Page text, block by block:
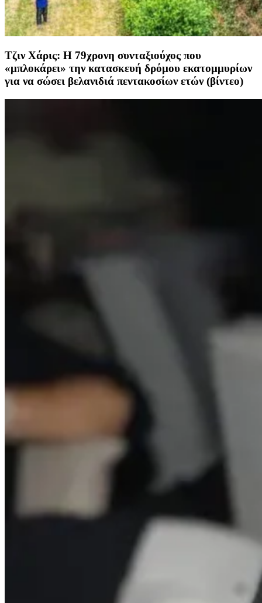
Τζιν Χάρις: Η 79χρονη συνταξιούχος που
«μπλοκάρει» την κατασκευή δρόμου εκατομμυρίων
για να σώσει βελανιδιά πεντακοσίων ετών (βίντεο)